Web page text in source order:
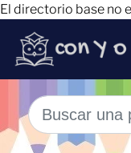
El directorio base no